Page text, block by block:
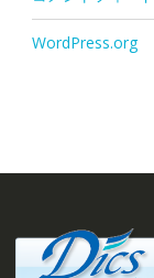
WordPress.org